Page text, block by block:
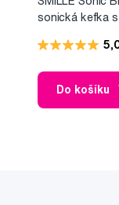
sonická kefka
Do košíku